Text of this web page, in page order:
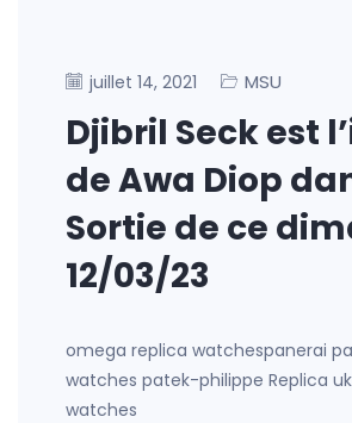
juillet 14, 2021 MSU
Djibril Seck est
de Awa Diop
Sortie de ce
12/03/23
omega replica watchespanerai
watches patek-philippe Replica
watches